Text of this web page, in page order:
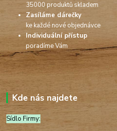
35000 produktů skladem
Zasíláme dárečky
ke každé nové objednávce
Individuální přístup
poradíme Vám
Kde nás najdete
Sídlo Firmy: